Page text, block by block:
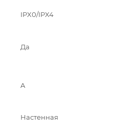
IPX0/IPX4
Да
A
Настенная